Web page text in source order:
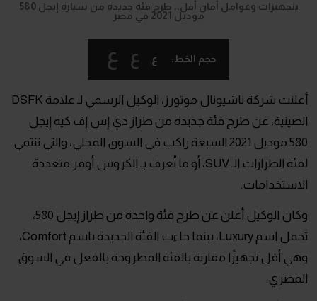
يتجهيزات وعوامل أمان أقل.. طرح فئة جديدة من سيارة إيجل 580
موديل 2021 في مصر
حجم الخط: ع ع ع
أعلنت شركة ناشيونال موتورز، الوكيل الرسمي لـ علامة DSFK
الصينية، عن طرح فئة جديدة من طراز دي إس إف كيه إيجل
580 موديل 2021 السبعة راكب في السوق المحلي، والتي تنتمي
لفئة الطرازات الـ SUV، أو ما تُعرف بـ الكروس أوفر متعددة
الاستخدامات.
وكان الوكيل أعلن عن طرح فئة واحدة من طراز إيجل 580،
تحمل اسم Luxury، بينما جاءت الفئة الجديدة باسم Comfort،
وهي أقل تجهيزًا مقارنة بالفئة المطروحة بالفعل في السوق
المصري.